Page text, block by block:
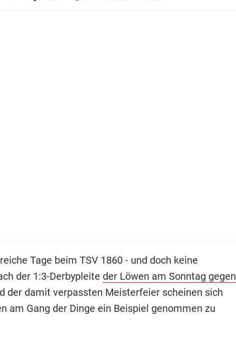
Tage beim TSV 1860 - und doch keine
der 1:3-Derbypleite der Löwen am Sonntag gegen
der damit verpassten Meisterfeier scheinen sich
am Gang der Dinge ein Beispiel genommen zu